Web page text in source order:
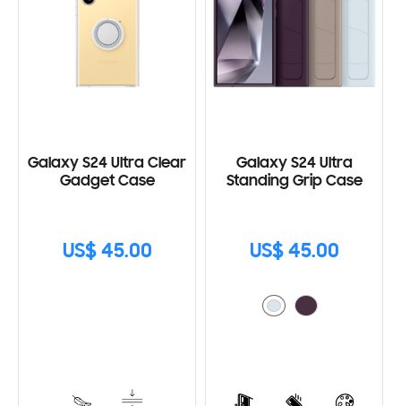
Galaxy S24 Ultra Clear
Gadget Case
US$ 45.00
Galaxy S24 Ultra
Standing Grip Case
US$ 45.00